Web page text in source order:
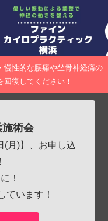
慢性的な腰痛や坐骨神経痛の
復してください！
術会
(月)】、お申し込
！
ています！